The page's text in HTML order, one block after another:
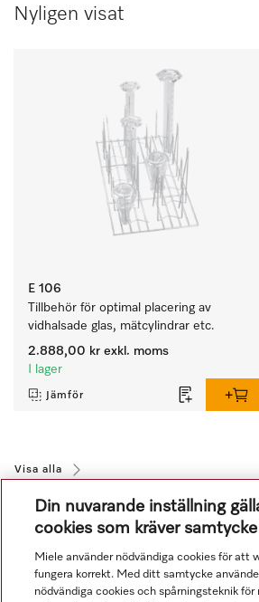
Nyligen visat
E 106
Tillbehör för optimal placering av
vidhalsade glas, mätcylindrar etc.
2.888,00 kr exkl. moms
I lager
Jämför
Visa alla
Din nuvarande inställning
cookies som kräver samtycke
Miele använder nödvändiga cookies för att
fungera korrekt. Med ditt samtycke
nödvändiga cookies och spårningsteknik för